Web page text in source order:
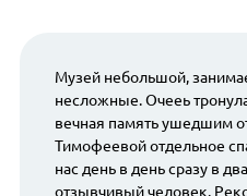
Музей небольшой,
несложные. Очееь
вечная память ушедшим
Тимофеевой отдельное
нас день в день сразу в
отзывчивый человек.